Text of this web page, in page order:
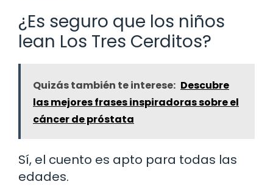
¿Es seguro que los niños
lean Los Tres Cerditos?
Quizás también te interese: Descubre
las mejores frases inspiradoras sobre el
cáncer de próstata
Sí, el cuento es apto para todas las
edades.